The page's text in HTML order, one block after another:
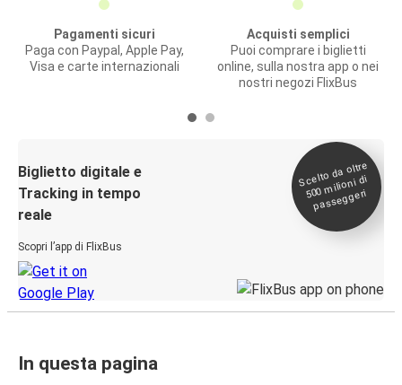
Pagamenti sicuri
Paga con Paypal, Apple Pay,
Visa e carte internazionali
Acquisti semplici
Puoi comprare i biglietti
online, sulla nostra app o nei
nostri negozi FlixBus
Biglietto digitale e
Tracking in tempo
reale
Scopri l’app di FlixBus
Scelto da oltre
500
milioni di
passeggeri
In questa pagina